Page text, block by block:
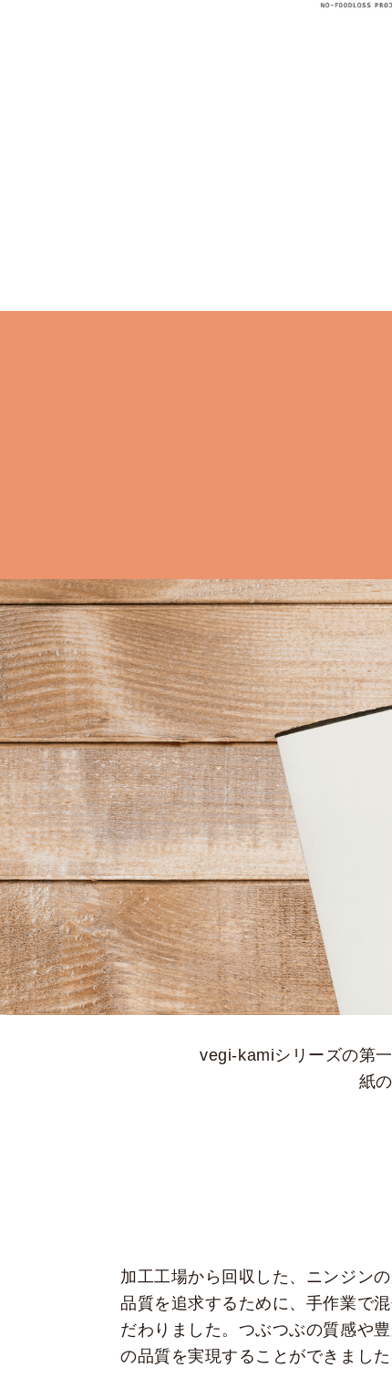
vegi-kamiシリーズの第
紙
加工工場から回収した、ニンジン
品質を追求するために、手作業で
だわりました。つぶつぶの質感や
の品質を実現することができました